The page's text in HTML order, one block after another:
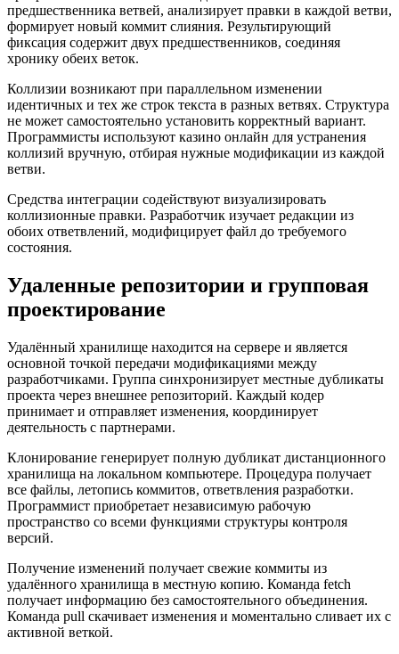
предшественника ветвей, анализирует правки в каждой ветви,
формирует новый коммит слияния. Результирующий
фиксация содержит двух предшественников, соединяя
хронику обеих веток.
Коллизии возникают при параллельном изменении
идентичных и тех же строк текста в разных ветвях. Структура
не может самостоятельно установить корректный вариант.
Программисты используют казино онлайн для устранения
коллизий вручную, отбирая нужные модификации из каждой
ветви.
Средства интеграции содействуют визуализировать
коллизионные правки. Разработчик изучает редакции из
обоих ответвлений, модифицирует файл до требуемого
состояния.
Удаленные репозитории и групповая
проектирование
Удалённый хранилище находится на сервере и является
основной точкой передачи модификациями между
разработчиками. Группа синхронизирует местные дубликаты
проекта через внешнее репозиторий. Каждый кодер
принимает и отправляет изменения, координирует
деятельность с партнерами.
Клонирование генерирует полную дубликат дистанционного
хранилища на локальном компьютере. Процедура получает
все файлы, летопись коммитов, ответвления разработки.
Программист приобретает независимую рабочую
пространство со всеми функциями структуры контроля
версий.
Получение изменений получает свежие коммиты из
удалённого хранилища в местную копию. Команда fetch
получает информацию без самостоятельного объединения.
Команда pull скачивает изменения и моментально сливает их с
активной веткой.